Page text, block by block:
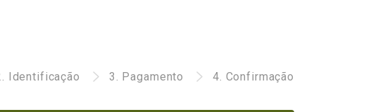
Identificação 3. Pagamento 4. Confirmação